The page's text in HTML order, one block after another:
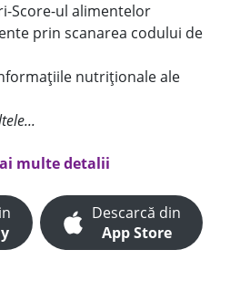
Score-ul alimentelor
prin scanarea codului de
nutriționale ale
multe detalii
Descarcă din
App Store